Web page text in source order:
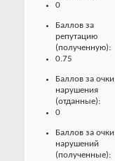
0
Баллов за
репутацию
(полученную):
0.75
Баллов за очки
нарушения
(отданные):
0
Баллов за очки
нарушений
(полученные):